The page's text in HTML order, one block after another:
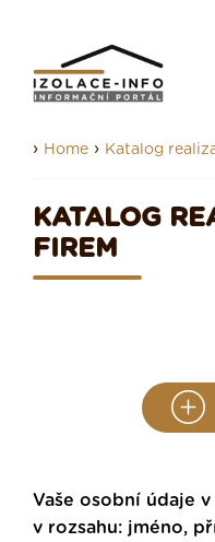
› Home › Katalog
KATALOG
FIREM
Vaše osobní údaje
v rozsahu: jméno,